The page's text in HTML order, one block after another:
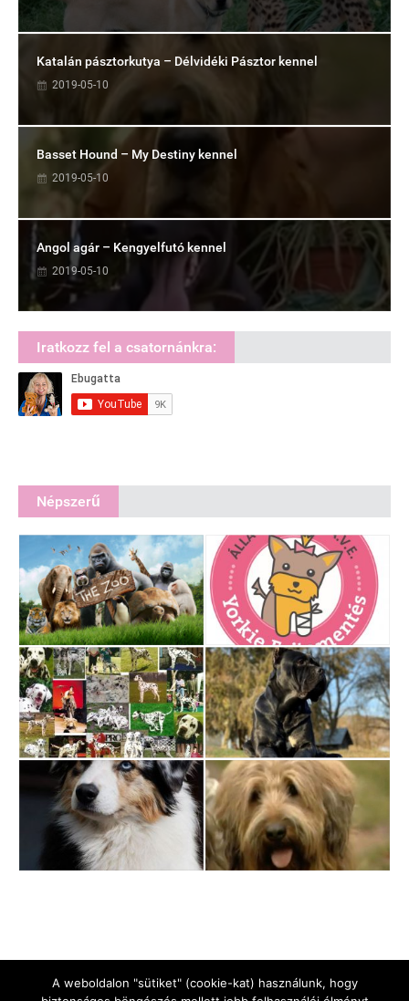
Katalán pásztorkutya – Délvidéki Pásztor kennel
2019-05-10
Basset Hound – My Destiny kennel
2019-05-10
Angol agár – Kengyelfutó kennel
2019-05-10
Iratkozz fel a csatornánkra:
Népszerű
A weboldalon "sütiket" (cookie-kat) használunk, hogy